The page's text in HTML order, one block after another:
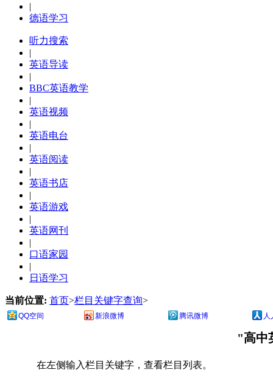
|
德语学习
听力搜索
|
英语导读
|
BBC英语教学
|
英语视频
|
英语电台
|
英语阅读
|
英语书店
|
英语游戏
|
英语网刊
|
口语家园
|
日语学习
当前位置: 首页>栏目关键字查询>
QQ空间 新浪微博 腾讯微博 人
"高中
在左侧输入栏目关键字，查看栏目列表。